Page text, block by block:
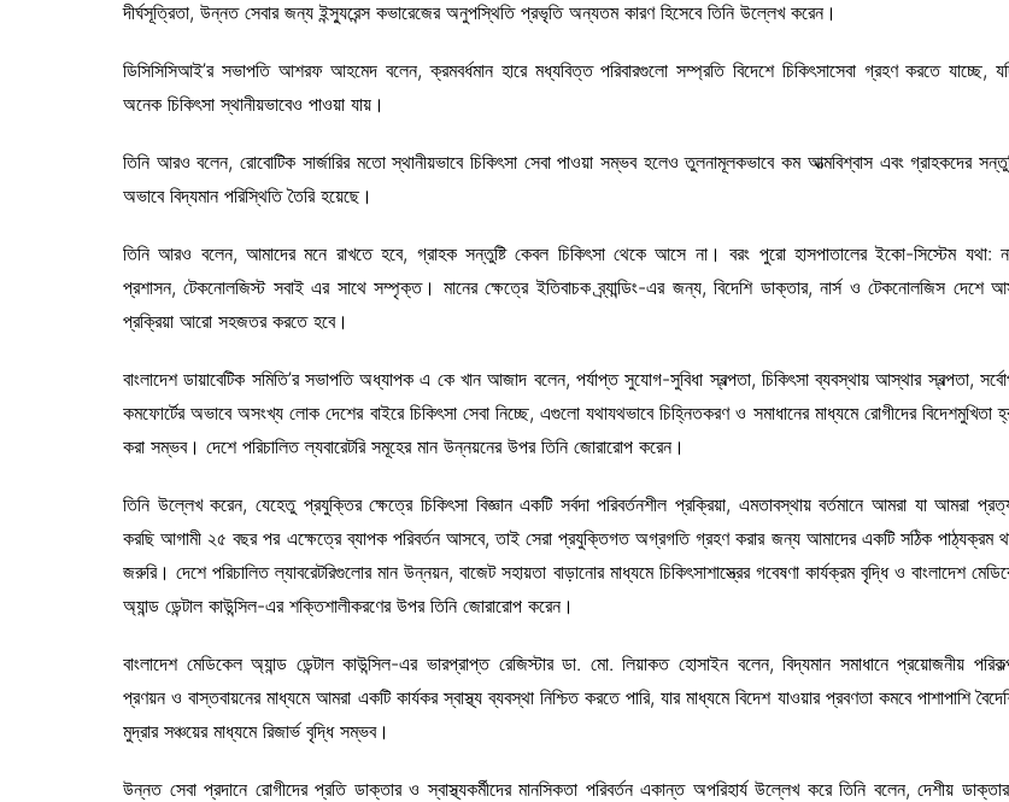
দীর্ঘসূত্রিতা, উন্নত সেবার জন্য ইন্স্যুরেন্স কভারেজের অনুপস্থিতি প্রভৃতি অন্যতম কারণ হিসেবে তিনি উল্লেখ করেন।
ডিসিসিসিআই’র সভাপতি আশরফ আহমেদ বলেন, ক্রমবর্ধমান হারে মধ্যবিত্ত পরিবারগুলো সম্প্রতি বিদেশে চিকিৎসাসেবা গ্রহণ করতে যাচ্ছে,
অনেক চিকিৎসা স্থানীয়ভাবেও পাওয়া যায়।
তিনি আরও বলেন, রোবোটিক সার্জারির মতো স্থানীয়ভাবে চিকিৎসা সেবা পাওয়া সম্ভব হলেও তুলনামূলকভাবে কম আত্মবিশ্বাস এবং গ্রাহকদের
অভাবে বিদ্যমান পরিস্থিতি তৈরি হয়েছে।
তিনি আরও বলেন, আমাদের মনে রাখতে হবে, গ্রাহক সন্তুষ্টি কেবল চিকিৎসা থেকে আসে না। বরং পুরো হাসপাতালের ইকো-সিস্টেম যথা:
প্রশাসন, টেকনোলজিস্ট সবাই এর সাথে সম্পৃক্ত। মানের ক্ষেত্রে ইতিবাচক ব্র্যান্ডিং-এর জন্য, বিদেশি ডাক্তার, নার্স ও টেকনোলজিস দেশে
প্রক্রিয়া আরো সহজতর করতে হবে।
বাংলাদেশ ডায়াবেটিক সমিতি’র সভাপতি অধ্যাপক এ কে খান আজাদ বলেন, পর্যাপ্ত সুযোগ-সুবিধা স্বল্পতা, চিকিৎসা ব্যবস্থায় আস্থার স্বল্পতা,
কমফোর্টের অভাবে অসংখ্য লোক দেশের বাইরে চিকিৎসা সেবা নিচ্ছে, এগুলো যথাযথভাবে চিহ্নিতকরণ ও সমাধানের মাধ্যমে রোগীদের বিদেশমুখিতা
করা সম্ভব। দেশে পরিচালিত ল্যবারেটরি সমূহের মান উন্নয়নের উপর তিনি জোরারোপ করেন।
তিনি উল্লেখ করেন, যেহেতু প্রযুক্তির ক্ষেত্রে চিকিৎসা বিজ্ঞান একটি সর্বদা পরিবর্তনশীল প্রক্রিয়া, এমতাবস্থায় বর্তমানে আমরা যা আমরা
করছি আগামী ২৫ বছর পর এক্ষেত্রে ব্যাপক পরিবর্তন আসবে, তাই সেরা প্রযুক্তিগত অগ্রগতি গ্রহণ করার জন্য আমাদের একটি সঠিক পাঠ্যক্রম
জরুরি। দেশে পরিচালিত ল্যাবরেটরিগুলোর মান উন্নয়ন, বাজেট সহায়তা বাড়ানোর মাধ্যমে চিকিৎসাশাস্ত্রের গবেষণা কার্যক্রম বৃদ্ধি ও বাংলাদেশ
অ্যান্ড ডেন্টাল কাউন্সিল-এর শক্তিশালীকরণের উপর তিনি জোরারোপ করেন।
বাংলাদেশ মেডিকেল অ্যান্ড ডেন্টাল কাউন্সিল-এর ভারপ্রাপ্ত রেজিস্টার ডা. মো. লিয়াকত হোসাইন বলেন, বিদ্যমান সমাধানে প্রয়োজনীয়
প্রণয়ন ও বাস্তবায়নের মাধ্যমে আমরা একটি কার্যকর স্বাস্থ্য ব্যবস্থা নিশ্চিত করতে পারি, যার মাধ্যমে বিদেশ যাওয়ার প্রবণতা কমবে পাশাপাশি
মুদ্রার সঞ্চয়ের মাধ্যমে রিজার্ভ বৃদ্ধি সম্ভব।
উন্নত সেবা প্রদানে রোগীদের প্রতি ডাক্তার ও স্বাস্থ্যকর্মীদের মানসিকতা পরিবর্তন একান্ত অপরিহার্য উল্লেখ করে তিনি বলেন, দেশীয়